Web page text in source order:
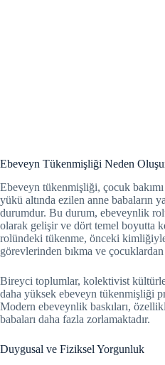
Ebeveyn Tükenmişliği Neden
Ebeveyn tükenmişliği, çocuk bakımı
yükü altında ezilen anne babaların
durumdur. Bu durum, ebeveynlik
olarak gelişir ve dört temel boyutta
rolündeki tükenme, önceki
görevlerinden bıkma ve
Bireyci toplumlar, kolektivist
daha yüksek ebeveyn tükenmişliği
Modern ebeveynlik baskıları,
babaları daha fazla zorlamaktadır.
Duygusal ve Fiziksel Yorgunluk